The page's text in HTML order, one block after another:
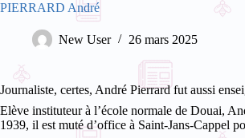
PIERRARD André
New User 26 mars 2025
Journaliste, certes, André Pierrard fut aussi
Elève instituteur à l’école normale de Douai,
1939, il est muté d’office à Saint-Jans-Cappel